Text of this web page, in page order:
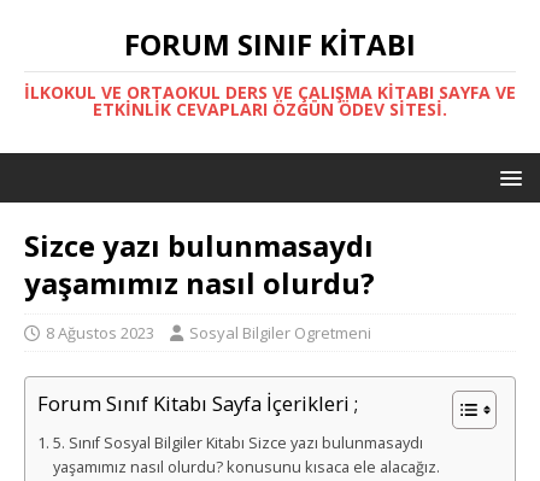
FORUM SINIF KITABI
İLKOKUL VE ORTAOKUL DERS VE ÇALIŞMA KITABI SAYFA VE
ETKINLIK CEVAPLARI ÖZGÜN ÖDEV SITESI.
Sizce yazı bulunmasaydı
yaşamımız nasıl olurdu?
8 Ağustos 2023 Sosyal Bilgiler Ogretmeni
Forum Sınıf Kitabı Sayfa İçerikleri ;
5. Sınıf Sosyal Bilgiler Kitabı Sizce yazı bulunmasaydı
yaşamımız nasıl olurdu? konusunu kısaca ele alacağız.